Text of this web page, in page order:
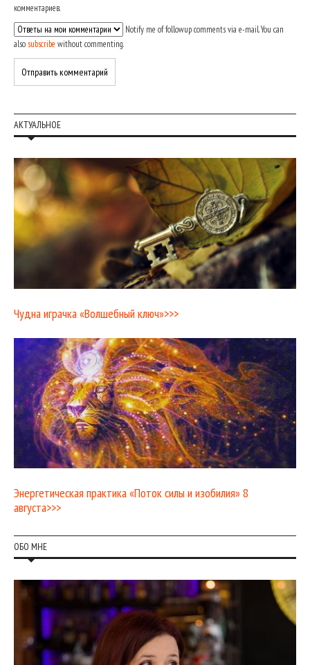
комментариев.
Notify me of followup comments via e-mail. You can
also subscribe without commenting.
АКТУАЛЬНОЕ
Чудна играчка «Волшебный ключ»>>>
Энергетическая практика «Поток силы и изобилия» 8
августа>>>
ОБО МНЕ